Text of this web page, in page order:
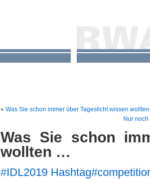
« Was Sie schon immer über Tageslicht wissen
Nur
Was Sie schon
wollten …
#IDL2019 Hashtag#